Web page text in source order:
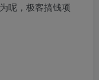
呢，极客搞钱项